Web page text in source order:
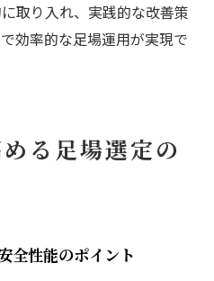
取り入れ、実践的な改善策
効率的な足場運用が実現で
る足場選定の
全性能のポイント